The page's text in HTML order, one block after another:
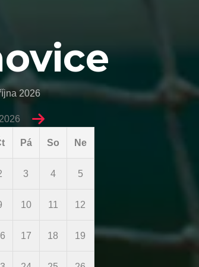
2026
Pá So Ne
3 4 5
10 11 12
17 18 19